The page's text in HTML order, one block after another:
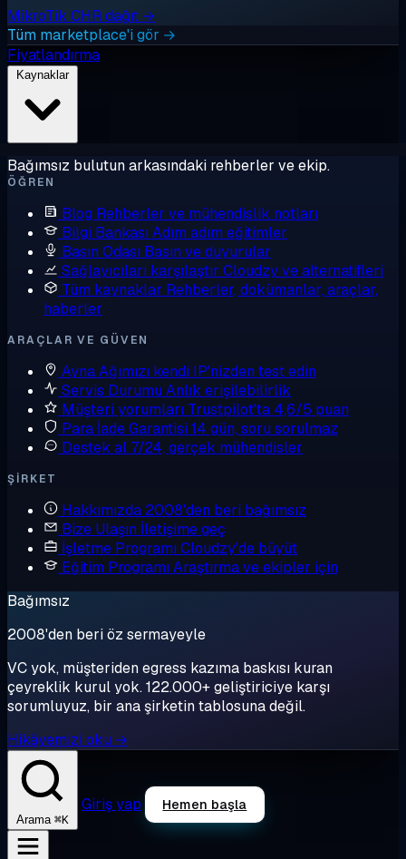
MikroTik CHR dağıt →
Tüm marketplace'i gör →
Fiyatlandırma
Kaynaklar
Bağımsız bulutun arkasındaki rehberler ve ekip.
ÖĞREN
Blog Rehberler ve mühendislik notları
Bilgi Bankası Adım adım eğitimler
Basın Odası Basın ve duyurular
Sağlayıcıları karşılaştır Cloudzy ve alternatifleri
Tüm kaynaklar Rehberler, dokümanlar, araçlar,
haberler
ARAÇLAR VE GÜVEN
AynaAğımızı kendi IP'nizden test edin
Servis Durumu Anlık erişilebilirlik
Müşteri yorumları Trustpilot'ta 4,6/5 puan
Para İade Garantisi 14 gün, soru sorulmaz
Destek al 7/24, gerçek mühendisler
ŞIRKET
Hakkımızda 2008'den beri bağımsız
Bize Ulaşın İletişime geç
İşletme Programı Cloudzy'de büyüt
Eğitim Programı Araştırma ve ekipler için
Bağımsız
2008'den beri öz sermayeyle
VC yok, müşteriden egress kazıma baskısı kuran
çeyreklik kurul yok. 122.000+ geliştiriciye karşı
sorumluyuz, bir ana şirketin tablosuna değil.
Hikâyemizi oku →
Arama ⌘K
Giriş yap Hemen başla